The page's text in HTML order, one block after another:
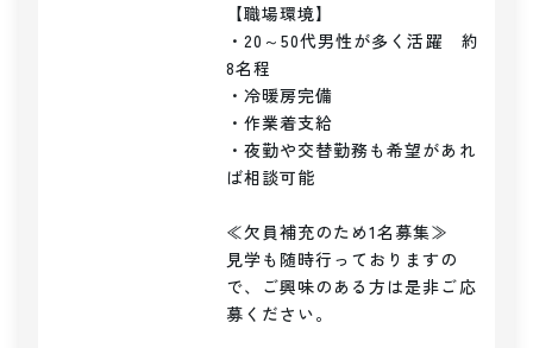
【職場環境】
・20～50代男性が多く活躍　約
8名程
・冷暖房完備
・作業着支給
・夜勤や交替勤務も希望があれ
ば相談可能
≪欠員補充のため1名募集≫
見学も随時行っておりますの
で、ご興味のある方は是非ご応
募ください。